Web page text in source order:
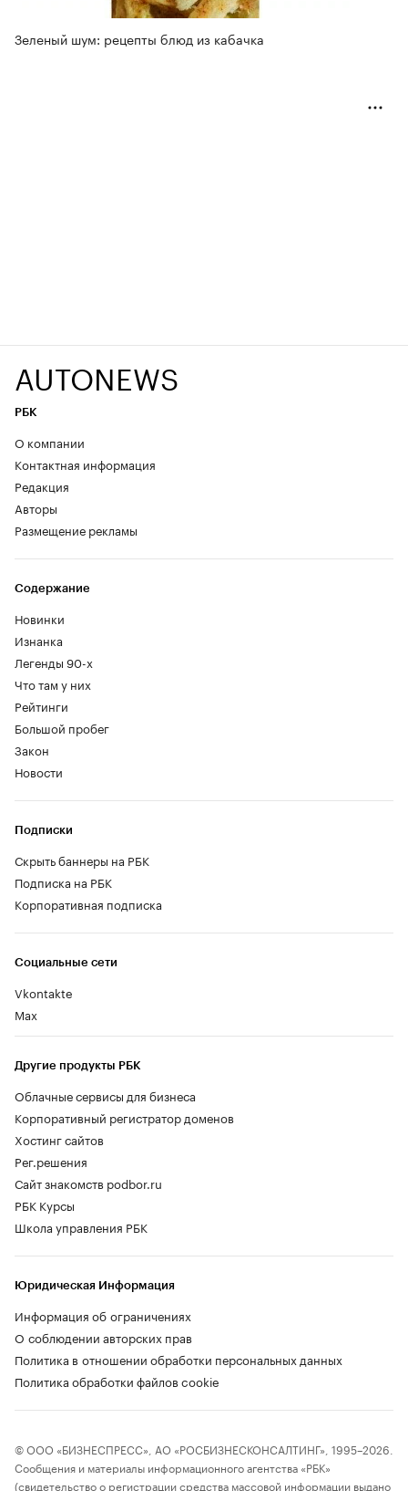
Зеленый шум: рецепты блюд из кабачка
AUTONEWS
РБК
О компании
Контактная информация
Редакция
Авторы
Размещение рекламы
Содержание
Новинки
Изнанка
Легенды 90-х
Что там у них
Рейтинги
Большой пробег
Закон
Новости
Социальные сети
Vkontakte
Max
Другие продукты РБК
Облачные сервисы для бизнеса
Корпоративный регистратор доменов
Хостинг сайтов
Рег.решения
Сайт знакомств podbor.ru
РБК Курсы
Школа управления РБК
Подписки
Скрыть баннеры на РБК
Подписка на РБК
Корпоративная подписка
Юридическая Информация
Информация об ограничениях
О соблюдении авторских прав
Политика в отношении обработки персональных данных
Политика обработки файлов cookie
© ООО «БИЗНЕСПРЕСС», АО «РОСБИЗНЕСКОНСАЛТИНГ», 1995–2026.
Сообщения и материалы информационного агентства «РБК»
(свидетельство о регистрации средства массовой информации выдано